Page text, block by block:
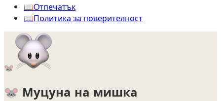
📖️Oтпечатък
📖️Политика за поверителност
🐭
🐭 Муцуна на мишка